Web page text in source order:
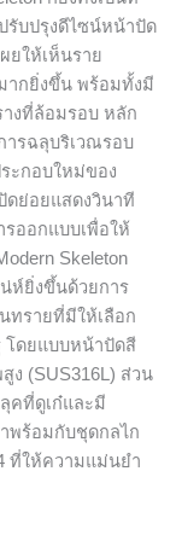
บปรุงดีไซน์หน้าปัด
ยให้เห็นราย
ากยิ่งขึ้น พร้อมทั้งมี
างที่ล้อมรอบ หลัก
ารฉลุบริเวณรอบ
ะกอบใหม่ของ
ย่อยแสดงวินาที
ออกแบบเพื่อให้
Skeleton
ห์ยิ่งขึ้นด้วยการ
ทรายที่มีให้เลือก
โดยแบบหน้าปัดสี
(SUS316L) ส่วน
คที่ดูเก๋และมี
พร้อมกับชุดกลไก
ที่ให้ความแม่นยำ